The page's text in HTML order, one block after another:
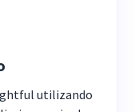
utilizando